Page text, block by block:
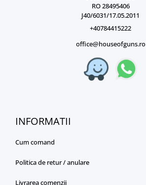
RO 28495406
J40/6031/17.05.2011
+40784415222
office@houseofguns.ro
INFORMATII
Cum comand
Politica de retur / anulare
Livrarea comenzii